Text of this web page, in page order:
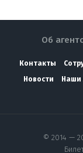
Об
Контакты
Новости
Наши
© 2014 —